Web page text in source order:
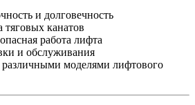
и долговечность
канатов
работа лифта
и обслуживания
различными моделями лифтового